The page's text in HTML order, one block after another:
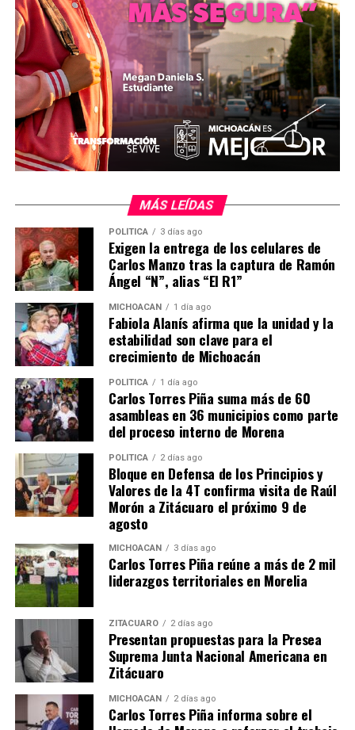
Me gusta esto:
Relacionado
Mary Carmen Bernal celebra
el histórico primer informe
de la presidenta Claudia
Sheinbaum
2 septiembre, 2025
En "Política"
Diputada Mary Carmen
Bernal respalda reforma
electoral de la presidenta
Claudia Sheinbaum
8 abril, 2026
En "Política"
La diputada Mary Carmen
Bernal celebra la
rehabilitación de la carretera
Maravatío-Tarandacuao
23 enero, 2025
En "Política"
RELATED TOPICS:
MÁS LEÍDAS
POLÍTICA 3 días ago
Exigen la entrega de los celulares de
Carlos Manzo tras la captura de Ramón
Ángel “N”, alias “El R1”
MICHOACÁN 1 día ago
Fabiola Alanís afirma que la unidad y la
estabilidad son clave para el
crecimiento de Michoacán
POLÍTICA 1 día ago
Carlos Torres Piña suma más de 60
asambleas en 36 municipios como parte
del proceso interno de Morena
POLÍTICA 2 días ago
Bloque en Defensa de los Principios y
Valores de la 4T confirma visita de Raúl
Morón a Zitácuaro el próximo 9 de
agosto
MICHOACÁN 3 días ago
Carlos Torres Piña reúne a más de 2 mil
liderazgos territoriales en Morelia
ZITÁCUARO 2 días ago
Presentan propuestas para la Presea
Suprema Junta Nacional Americana en
Zitácuaro
MICHOACÁN 2 días ago
Carlos Torres Piña informa sobre el